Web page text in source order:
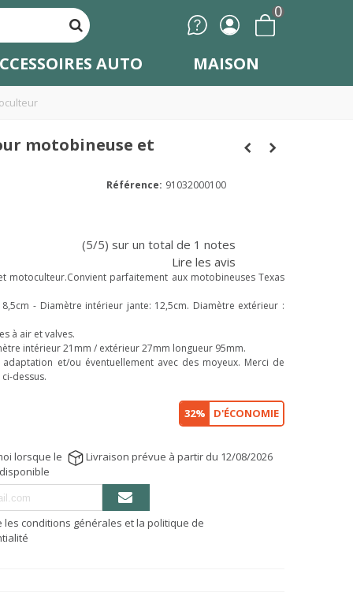
0
AUTO MAISON
motobineuse et
Référence: 91032000100
(5/5) sur un total de 1 notes
Lire les avis
motoculteur.Convient parfaitement aux motobineuses Texas
- Diamètre intérieur jante: 12,5cm. Diamètre extérieur :
à air et valves.
intérieur 21mm / extérieur 27mm longueur 95mm.
et/ou éventuellement avec des moyeux. Merci de
dessus.
32% D'ÉCONOMIE
Livraison prévue à partir du 12/08/2026
lorsque le
les conditions générales et la politique de